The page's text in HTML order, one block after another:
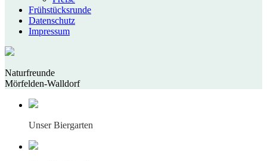
Frühstücksrunde
Datenschutz
Impressum
Naturfreunde
Mörfelden-Walldorf
Unser Biergarten